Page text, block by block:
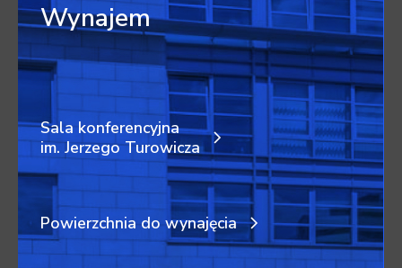
Wynajem
Sala konferencyjna
im. Jerzego Turowicza
Powierzchnia do wynajęcia